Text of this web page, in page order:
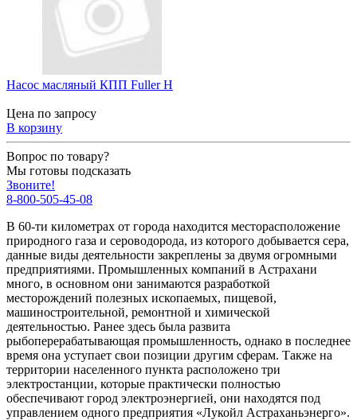
Насос масляный КПП Fuller H
Цена по запросу
В корзину
Вопрос по товару?
Мы готовы подсказать
Звоните!
8-800-505-45-08
В 60-ти километрах от города находится месторасположение
природного газа и сероводорода, из которого добывается сера,
данные виды деятельности закреплены за двумя огромными
предприятиями. Промышленных компаний в Астрахани
много, в основном они занимаются разработкой
месторождений полезных ископаемых, пищевой,
машиностроительной, ремонтной и химической
деятельностью. Ранее здесь была развита
рыбоперерабатывающая промышленность, однако в последнее
время она уступает свои позиции другим сферам. Также на
территории населенного пункта расположено три
электростанции, которые практически полностью
обеспечивают город электроэнергией, они находятся под
управлением одного предприятия «Лукойл Астраханьэнерго».